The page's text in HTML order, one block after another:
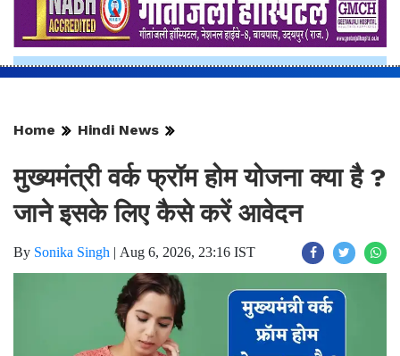
Home Hindi News
मुख्यमंत्री वर्क फ्रॉम होम योजना क्या है ?
जाने इसके लिए कैसे करें आवेदन
By Sonika Singh | Aug 6, 2026, 23:16 IST